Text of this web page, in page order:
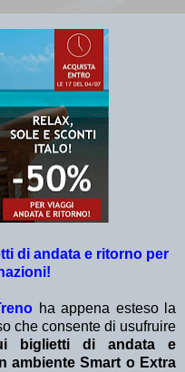
di andata e ritorno per
ha appena esteso la
che consente di usufruire
biglietti di andata e
ambiente Smart o Extra